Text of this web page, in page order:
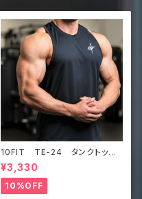
10FIT TE-24 タンクトッ
プ メッシュ ジムウェア トレ
ーニング 筋トレ 黒 Tankt
op
¥3,330
10%OFF